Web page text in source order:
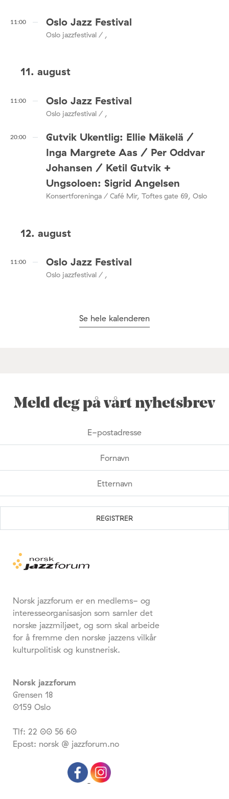
11:00 Oslo Jazz Festival
Oslo jazzfestival / ,
11. august
11:00 Oslo Jazz Festival
Oslo jazzfestival / ,
20:00
Gutvik Ukentlig: Ellie Mäkelä /
Inga Margrete Aas / Per Oddvar
Johansen / Ketil Gutvik +
Ungsoloen: Sigrid Angelsen
Konsertforeninga / Café Mir, Toftes gate 69, Oslo
12. august
11:00 Oslo Jazz Festival
Oslo jazzfestival / ,
Se hele kalenderen
Meld deg på vårt nyhetsbrev
Norsk jazzforum er en medlems- og
interesseorganisasjon som samler det
norske jazzmiljøet, og som skal arbeide
for å fremme den norske jazzens vilkår
kulturpolitisk og kunstnerisk.
Norsk jazzforum
Grensen 18
0159 Oslo
Tlf: 22 00 56 60
Epost: norsk @ jazzforum.no